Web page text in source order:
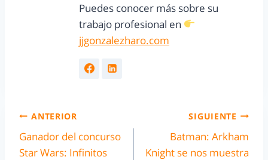
Puedes conocer más sobre su
trabajo profesional en
jjgonzalezharo.com
ANTERIOR
Ganador del concurso
Star Wars: Infinitos
SIGUIENTE
Batman: Arkham
Knight se nos muestra